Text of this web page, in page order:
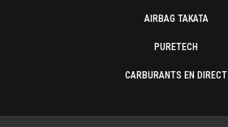
AIRBAG TAKATA
PURETECH
CARBURANTS EN DIRECT